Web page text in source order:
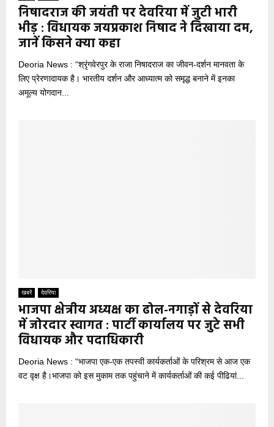
निषादराज की जयंती पर देवरिया में जुटी भारी
भीड़ : विधायक जयप्रकाश निषाद ने दिखाया दम,
जानें किसने क्या कहा
Deoria News : “श्रृंगवेरपुर के राजा निषादराज का जीवन-दर्शन मानवता के
लिए प्रेरणादायक है। भारतीय दर्शन और आध्यात्म को समृद्ध बनाने में इनका
अमूल्य योगदान...
खबरें देवरिया
भाजपा क्षेत्रीय अध्यक्ष का ढोल-नगाड़ों से देवरिया
में जोरदार स्वागत : पार्टी कार्यालय पर जुटे सभी
विधायक और पदाधिकारी
Deoria News : “भाजपा एक-एक तपस्वी कार्यकर्ताओं के परिश्रम से आज एक
वट वृक्ष है।भाजपा को इस मुकाम तक पहुंचाने में कार्यकर्ताओं की कई पीढियां...